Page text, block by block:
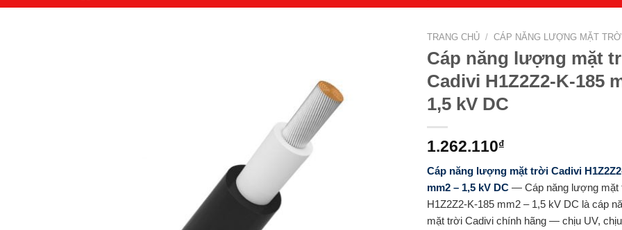
TRANG CHỦ / CÁP NĂNG LƯỢNG MẶT
Cáp năng lượng mặt
Cadivi H1Z2Z2-K-185
1,5 kV DC
1.262.110₫
Cáp năng lượng mặt trời Cadivi
mm2 – 1,5 kV DC— Cáp năng lượng mặt
H1Z2Z2-K-185 mm2 – 1,5 kV DC là cáp
mặt trời Cadivi chính hãng — chịu UV,